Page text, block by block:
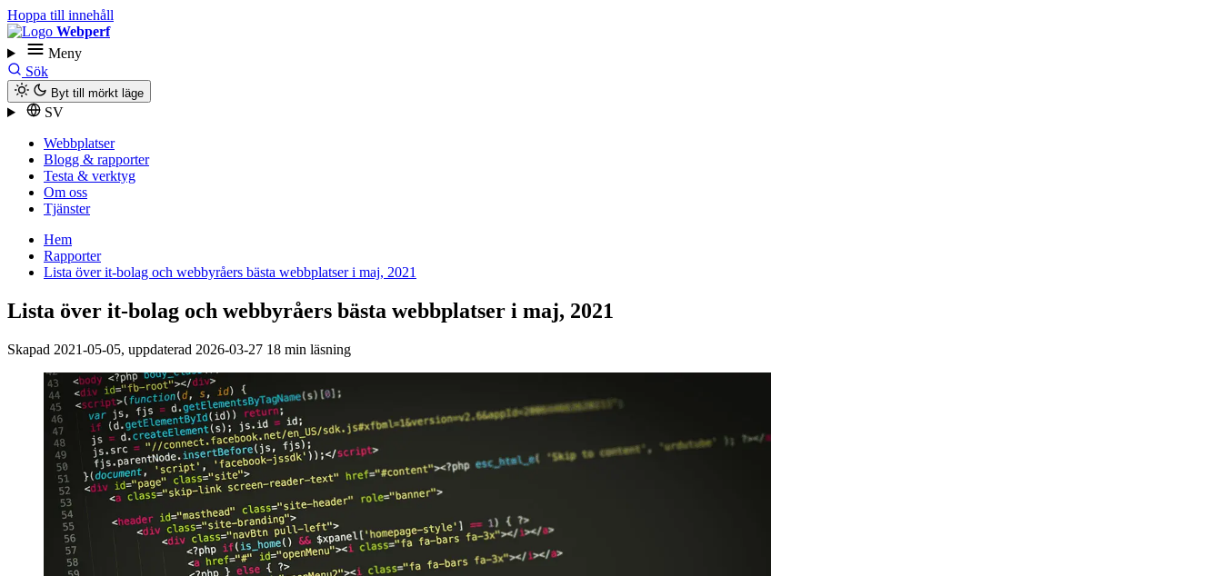
Hoppa till innehåll
Webperf
Meny
Sök
Byt till mörkt läge
SV
Webbplatser
Blogg & rapporter
Testa & verktyg
Om oss
Tjänster
Hem
Rapporter
Lista över it-bolag och webbyråers bästa webbplatser i maj, 2021
Lista över it-bolag och webbyråers bästa webbplatser i maj, 2021
Skapad 2021-05-05, uppdaterad 2026-03-27 18 min läsning